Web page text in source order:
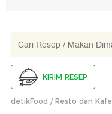
KIRIM RESEP
detikFood Resto dan Kafe